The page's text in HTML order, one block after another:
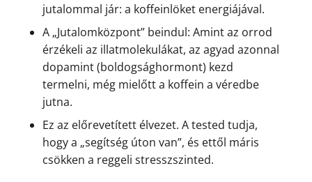
jutalommal jár: a koffeinlöket energiájával.
A „Jutalomközpont” beindul: Amint az orrod
érzékeli az illatmolekulákat, az agyad azonnal
dopamint (boldogsághormont) kezd
termelni, még mielőtt a koffein a véredbe
jutna.
Ez az előrevetített élvezet. A tested tudja,
hogy a „segítség úton van”, és ettől máris
csökken a reggeli stresszszinted.